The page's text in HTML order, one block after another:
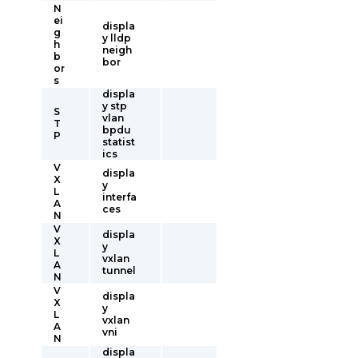
N
ei
g
h
b
or
s
displa
y lldp
neigh
bor
S
T
P
displa
y stp
vlan
bpdu
statist
ics
V
X
L
A
N
displa
y
interfa
ces
V
X
L
A
N
displa
y
vxlan
tunnel
V
X
L
A
N
displa
y
vxlan
vni
displa